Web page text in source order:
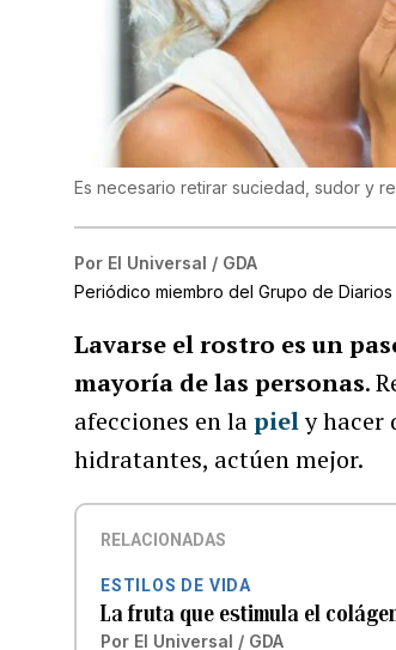
Es necesario retirar suciedad, sudor y
Por El Universal / GDA
Periódico miembro del Grupo de Diarios
Lavarse el rostro es un
mayoría de las personas.
afecciones en lapiely hacer
hidratantes, actúen mejor.
RELACIONADAS
ESTILOS DE VIDA
La fruta que estimula el
Por El Universal / GDA